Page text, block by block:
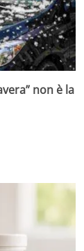
non è la